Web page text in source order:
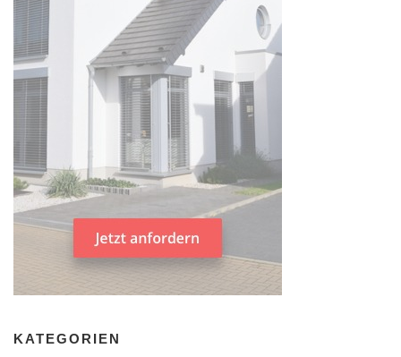
KATEGORIEN